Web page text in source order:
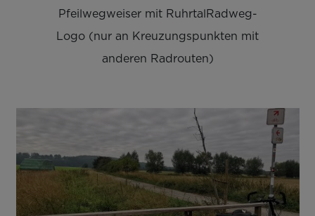
Pfeilwegweiser mit RuhrtalRadweg-
Logo (nur an Kreuzungspunkten mit
anderen Radrouten)